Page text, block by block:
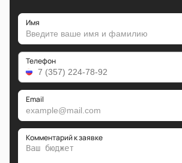
Имя
Телефон
Email
Комментарий к заявке